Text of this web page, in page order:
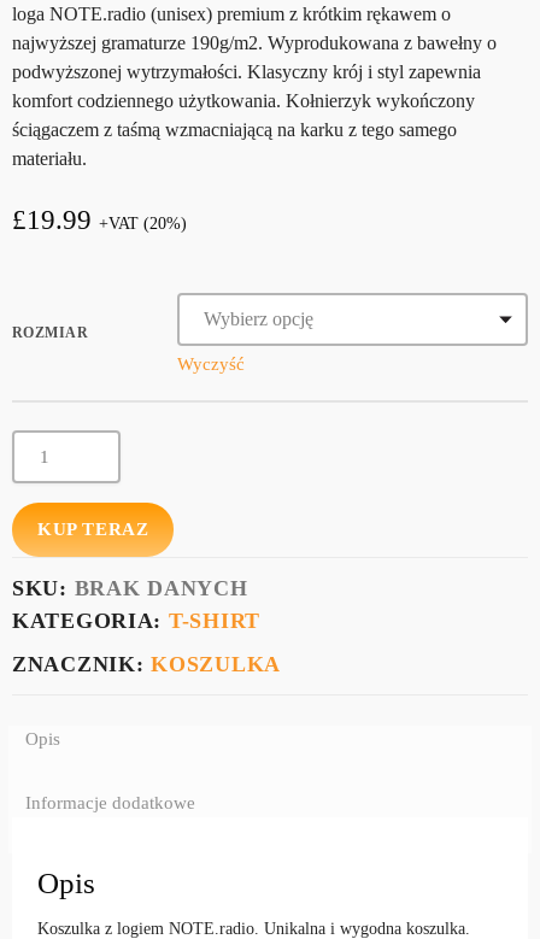
loga NOTE.radio (unisex) premium z krótkim rękawem o
najwyższej gramaturze 190g/m2. Wyprodukowana z bawełny o
podwyższonej wytrzymałości. Klasyczny krój i styl zapewnia
komfort codziennego użytkowania. Kołnierzyk wykończony
ściągaczem z taśmą wzmacniającą na karku z tego samego
materiału.
£19.99 +VAT (20%)
ROZMIAR
Wyczyść
KUP TERAZ
SKU: BRAK DANYCH
KATEGORIA: T-SHIRT
ZNACZNIK:KOSZULKA
Opis
Informacje dodatkowe
Opis
Koszulka z logiem NOTE.radio. Unikalna i wygodna koszulka.